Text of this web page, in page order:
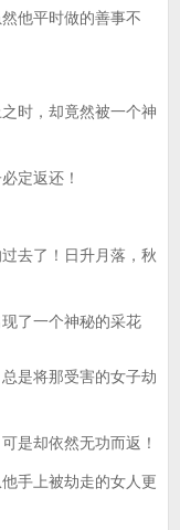
他平时做的善事不
时，却竟然被一个神
定返还！
去了！日升月落，秋
了一个神秘的采花
是将那受害的女子劫
却依然无功而返！
手上被劫走的女人更